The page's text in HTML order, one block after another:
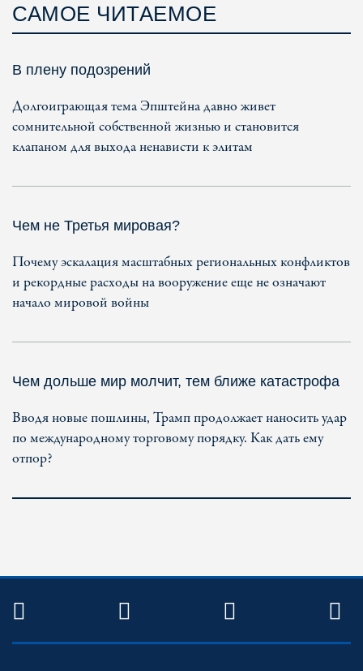
САМОЕ ЧИТАЕМОЕ
В плену подозрений
Долгоиграющая тема Эпштейна давно живет
сомнительной собственной жизнью и становится
клапаном для выхода ненависти к элитам
Чем не Третья мировая?
Почему эскалация масштабных региональных конфликтов
и рекордные расходы на вооружение еще не означают
начало мировой войны
Чем дольше мир молчит, тем ближе катастрофа
Вводя новые пошлины, Трамп продолжает наносить удар
по международному торговому порядку. Как дать ему
отпор?
TWITTER FACEBOOKYOUTUBE